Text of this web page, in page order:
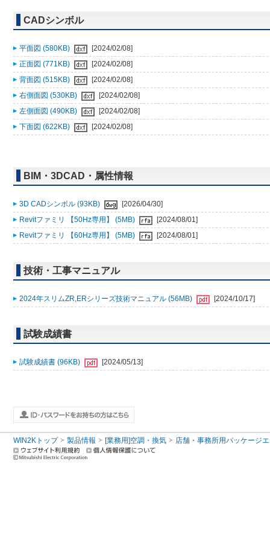
CADシンボル
平面図 (580KB)
[2024/02/08]
正面図 (771KB)
[2024/02/08]
背面図 (515KB)
[2024/02/08]
右側面図 (530KB)
[2024/02/08]
左側面図 (490KB)
[2024/02/08]
下面図 (622KB)
[2024/02/08]
BIM・3DCAD・属性情報
3D CADシンボル (93KB)
[2026/04/30]
Revitファミリ 【50Hz専用】 (5MB)
[2024/08/01]
Revitファミリ 【60Hz専用】 (5MB)
[2024/08/01]
技術・工事マニュアル
2024年スリムZR,ERシリーズ技術マニュアル (56MB) [2024/10/17]
試験成績書
試験成績書 (96KB) [2024/05/13]
WIN2Kトップ 製品情報 [業務用]空調・換気 店舗・事務所用パッケージ